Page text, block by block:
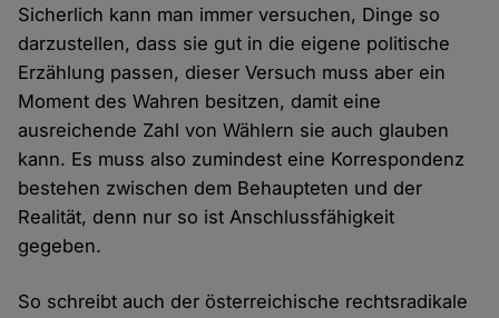
Sicherlich kann man immer versuchen, Dinge so
darzustellen, dass sie gut in die eigene politische
Erzählung passen, dieser Versuch muss aber ein
Moment des Wahren besitzen, damit eine
ausreichende Zahl von Wählern sie auch glauben
kann. Es muss also zumindest eine Korrespondenz
bestehen zwischen dem Behaupteten und der
Realität, denn nur so ist Anschlussfähigkeit
gegeben.
So schreibt auch der österreichische rechtsradikale